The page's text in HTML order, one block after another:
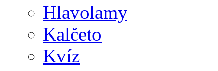
Hlavolamy
Kalčeto
Kvíz